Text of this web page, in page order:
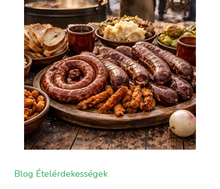
Blog Ételérdekességek